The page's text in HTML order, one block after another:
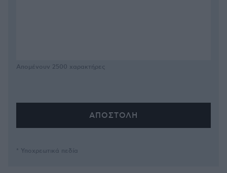
Απομένουν 2500 χαρακτήρες
* Υποχρεωτικά πεδία